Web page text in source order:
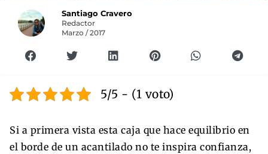
Santiago Cravero
Redactor
Marzo / 2017
5/5 - (1 voto)
Si a primera vista esta caja que hace equilibrio en
el borde de un acantilado no te inspira confianza,